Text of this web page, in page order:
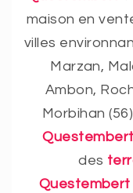
maison en
villes
Marzan,
Ambon,
Morbihan
Questembert
des
Questembert